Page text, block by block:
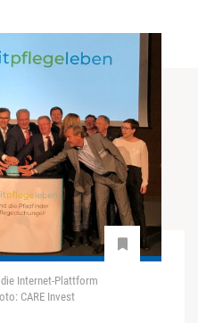
Internet-Plattform
CARE Invest